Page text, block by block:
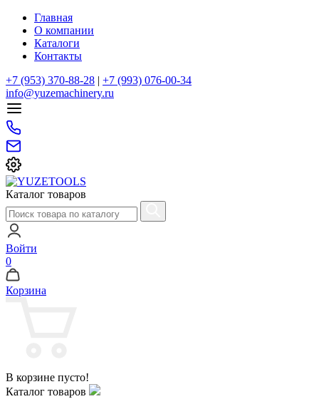
Главная
О компании
Каталоги
Контакты
+7 (953) 370-88-28 | +7 (993) 076-00-34
info@yuzemachinery.ru
Каталог товаров
Войти
0
Корзина
В корзине пусто!
Каталог товаров